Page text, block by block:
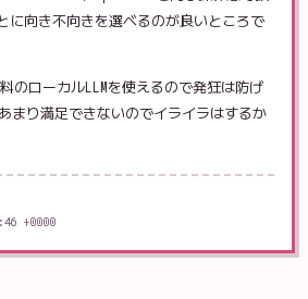
に向き不向きを選べるのが良いところで
のローカルLLMを使えるので発狂は防げ
まり満足できないのでイライラはするか
+0000